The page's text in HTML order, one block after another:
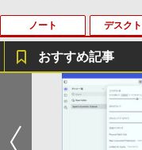
ノート デスク
おすすめ記事